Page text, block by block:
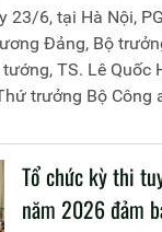
23/6, tại Hà Nội,
Đảng, Bộ
TS. Lê Quốc
trưởng Bộ Công
giáo dục và
Tổ chức kỳ thi
năm 2026 đảm